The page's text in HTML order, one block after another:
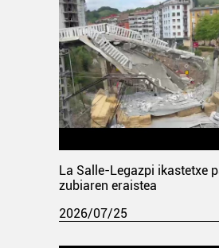
La Salle-Legazpi ikastetxe
zubiaren eraistea
2026/07/25